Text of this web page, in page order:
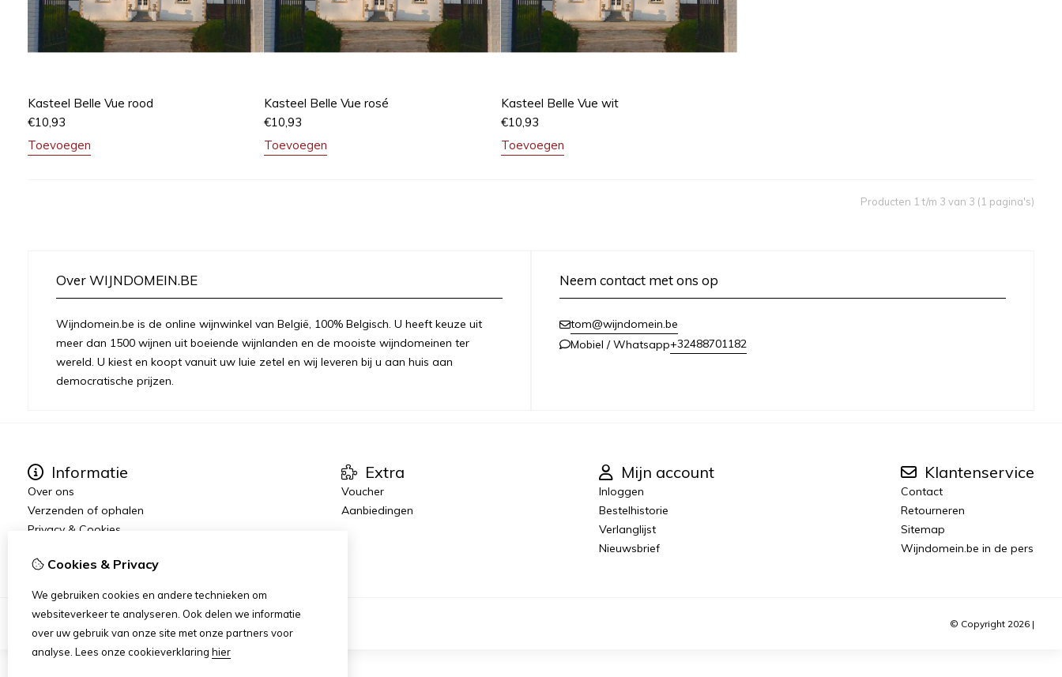
Kasteel Belle Vue rood
€10,93
Toevoegen
Kasteel Belle Vue rosé
€10,93
Toevoegen
Kasteel Belle Vue wit
€10,93
Toevoegen
Producten 1 t/m 3 van 3 (1 pagina's)
Over WIJNDOMEIN.BE
Wijndomein.be is de online wijnwinkel van België, 100% Belgisch. U heeft keuze uit
meer dan 1500 wijnen uit boeiende wijnlanden en de mooiste wijndomeinen ter
wereld. U kiest en koopt vanuit uw luie zetel en wij leveren bij u aan huis aan
democratische prijzen.
Neem contact met ons op
tom@wijndomein.be
Mobiel / Whatsapp+32488701182
Informatie
Over ons
Verzenden of ophalen
Privacy & Cookies
Extra
Voucher
Aanbiedingen
Mijn account
Inloggen
Bestelhistorie
Verlanglijst
Nieuwsbrief
Klantenservice
Contact
Retourneren
Sitemap
Wijndomein.be in de pers
© Copyright 2026 |
Cookies & Privacy
We gebruiken cookies en andere technieken om
websiteverkeer te analyseren. Ook delen we informatie
over uw gebruik van onze site met onze partners voor
analyse. Lees onze cookieverklaring hier